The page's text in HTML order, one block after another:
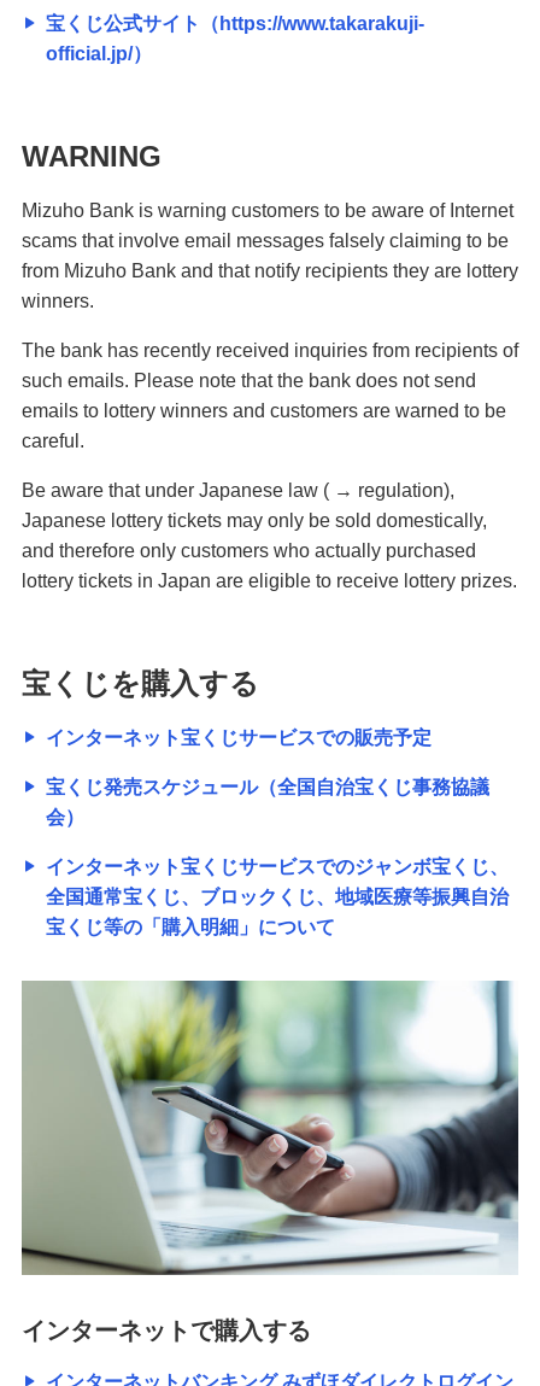
宝くじ公式サイト（https://www.takarakuji-
official.jp/）
WARNING
Mizuho Bank is warning customers to be aware of Internet
scams that involve email messages falsely claiming to be
from Mizuho Bank and that notify recipients they are lottery
winners.
The bank has recently received inquiries from recipients of
such emails. Please note that the bank does not send
emails to lottery winners and customers are warned to be
careful.
Be aware that under Japanese law ( → regulation),
Japanese lottery tickets may only be sold domestically,
and therefore only customers who actually purchased
lottery tickets in Japan are eligible to receive lottery prizes.
宝くじを購入する
インターネット宝くじサービスでの販売予定
宝くじ発売スケジュール（全国自治宝くじ事務協議
会）
インターネット宝くじサービスでのジャンボ宝くじ、
全国通常宝くじ、ブロックくじ、地域医療等振興自治
宝くじ等の「購入明細」について
インターネットで購入する
インターネットバンキング みずほダイレクトログイン